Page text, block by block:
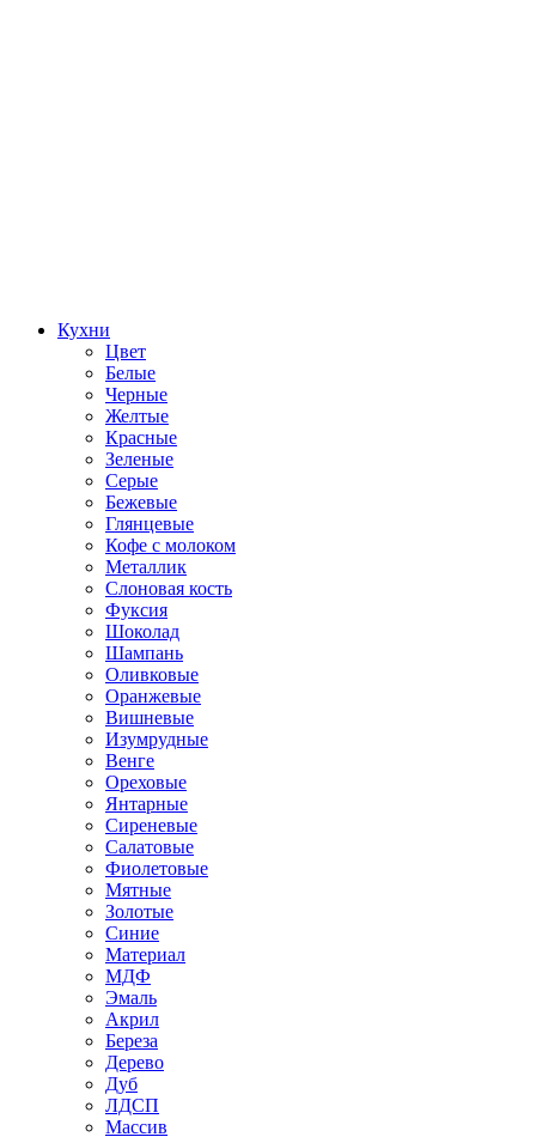
Кухни
Цвет
Белые
Черные
Желтые
Красные
Зеленые
Серые
Бежевые
Глянцевые
Кофе с молоком
Металлик
Слоновая кость
Фуксия
Шоколад
Шампань
Оливковые
Оранжевые
Вишневые
Изумрудные
Венге
Ореховые
Янтарные
Сиреневые
Салатовые
Фиолетовые
Мятные
Золотые
Синие
Материал
МДФ
Эмаль
Акрил
Береза
Дерево
Дуб
ЛДСП
Массив